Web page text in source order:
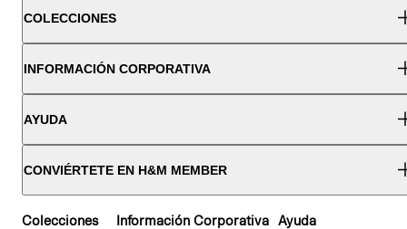
COLECCIONES
INFORMACIÓN CORPORATIVA
AYUDA
CONVIÉRTETE EN H&M MEMBER
Colecciones Información Corporativa Ayuda